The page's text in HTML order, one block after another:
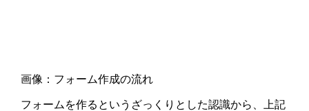
画像：フォーム作成の流れ
フォームを作るというざっくりとした認識から、上記